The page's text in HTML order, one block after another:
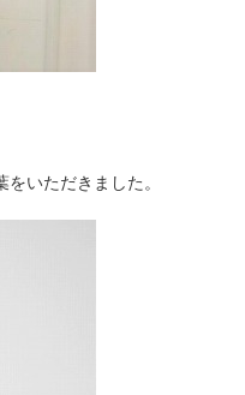
いただきました。